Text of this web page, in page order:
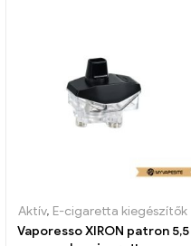
Aktív, E-cigaretta kiegészítők
Vaporesso XIRON patron 5,5